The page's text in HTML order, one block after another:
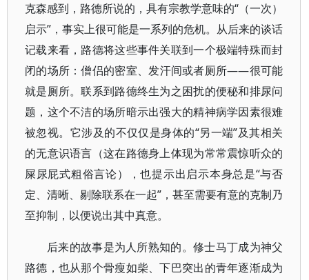
克森感到，路德所说的，具有宗教学意味的“（一次）
启示”，事实上很可能是一系列的危机。从后来的谈话
记载来看，路德将这些事件关联到一个极端特殊而封
闭的场所：僧侣的密室、发汗间或者厕所——很可能
就是厕所。联系到路德终生为之困扰的便秘和排尿问
题，这个不洁的场所暗示出强大的精神病学因素很难
被忽视。它涉及的不仅仅是身体的“另一端”及其相关
的无意识语言（这在路德身上体现为常常震惊听众的
屎尿屁式粗俗言论），也提示出启示本身总是“与否
定、清晰、剔除联系在一起”，甚至需要有意的克制乃
至抑制，以便说出其中真意。
后来的故事是为人所熟知的。修士马丁成为神父
路德，也从那个骨瘦如柴、下巴突出的青年逐渐成为